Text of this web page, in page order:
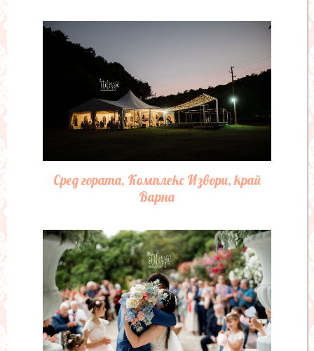
Сред гората, Комплекс Извори, край
Варна